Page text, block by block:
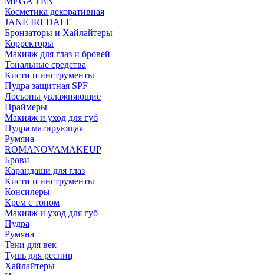
Косметика декоративная
JANE IREDALE
Бронзаторы и Хайлайтеры
Корректоры
Макияж для глаз и бровей
Тональные средства
Кисти и инструменты
Пудра защитная SPF
Лосьоны увлажняющие
Праймеры
Макияж и уход для губ
Пудра матирующая
Румяна
ROMANOVAMAKEUP
Брови
Карандаши для глаз
Кисти и инструменты
Консилеры
Крем с тоном
Макияж и уход для губ
Пудра
Румяна
Тени для век
Тушь для ресниц
Хайлайтеры